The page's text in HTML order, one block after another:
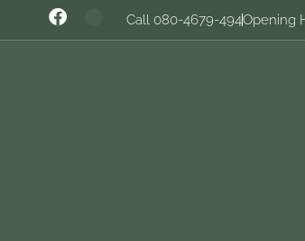
Call 080-4679-494Opening